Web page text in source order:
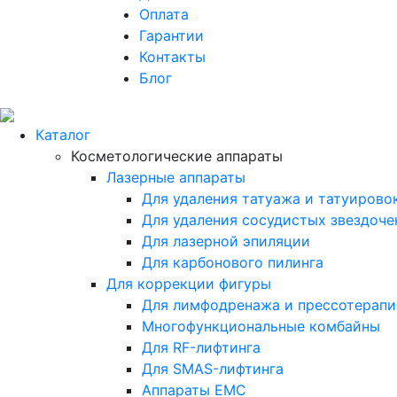
Оплата
Гарантии
Контакты
Блог
Каталог
Косметологические аппараты
Лазерные аппараты
Для удаления татуажа и
Для удаления сосудистых
Для лазерной эпиляции
Для карбонового пилинга
Для коррекции фигуры
Для лимфодренажа и
Многофункциональные комбайны
Для RF-лифтинга
Для SMAS-лифтинга
Аппараты EMC